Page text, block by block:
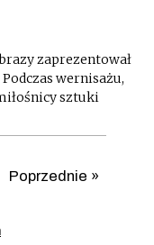
zaprezentował
wernisażu,
sztuki
Poprzednie »